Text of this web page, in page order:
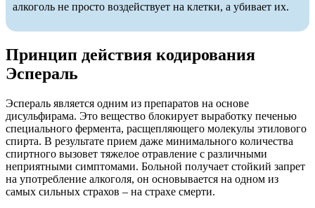
алкоголь не просто воздействует на клетки, а убивает их.
Принцип действия кодирования
Эспераль
Эспераль является одним из препаратов на основе
дисульфирама. Это вещество блокирует выработку печенью
специального фермента, расщепляющего молекулы этилового
спирта. В результате прием даже минимального количества
спиртного вызовет тяжелое отравление с различными
неприятными симптомами. Больной получает стойкий запрет
на употребление алкоголя, он основывается на одном из
самых сильных страхов – на страхе смерти.